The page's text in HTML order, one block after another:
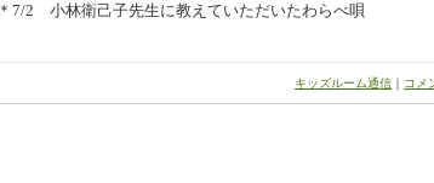
＊7/2 小林衛己子先生に教えていただいたわらべ唄
キッズルーム通信 ｜ コメ